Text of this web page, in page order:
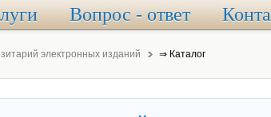
Вопрос - ответ
электронных изданий ⇒ Каталог